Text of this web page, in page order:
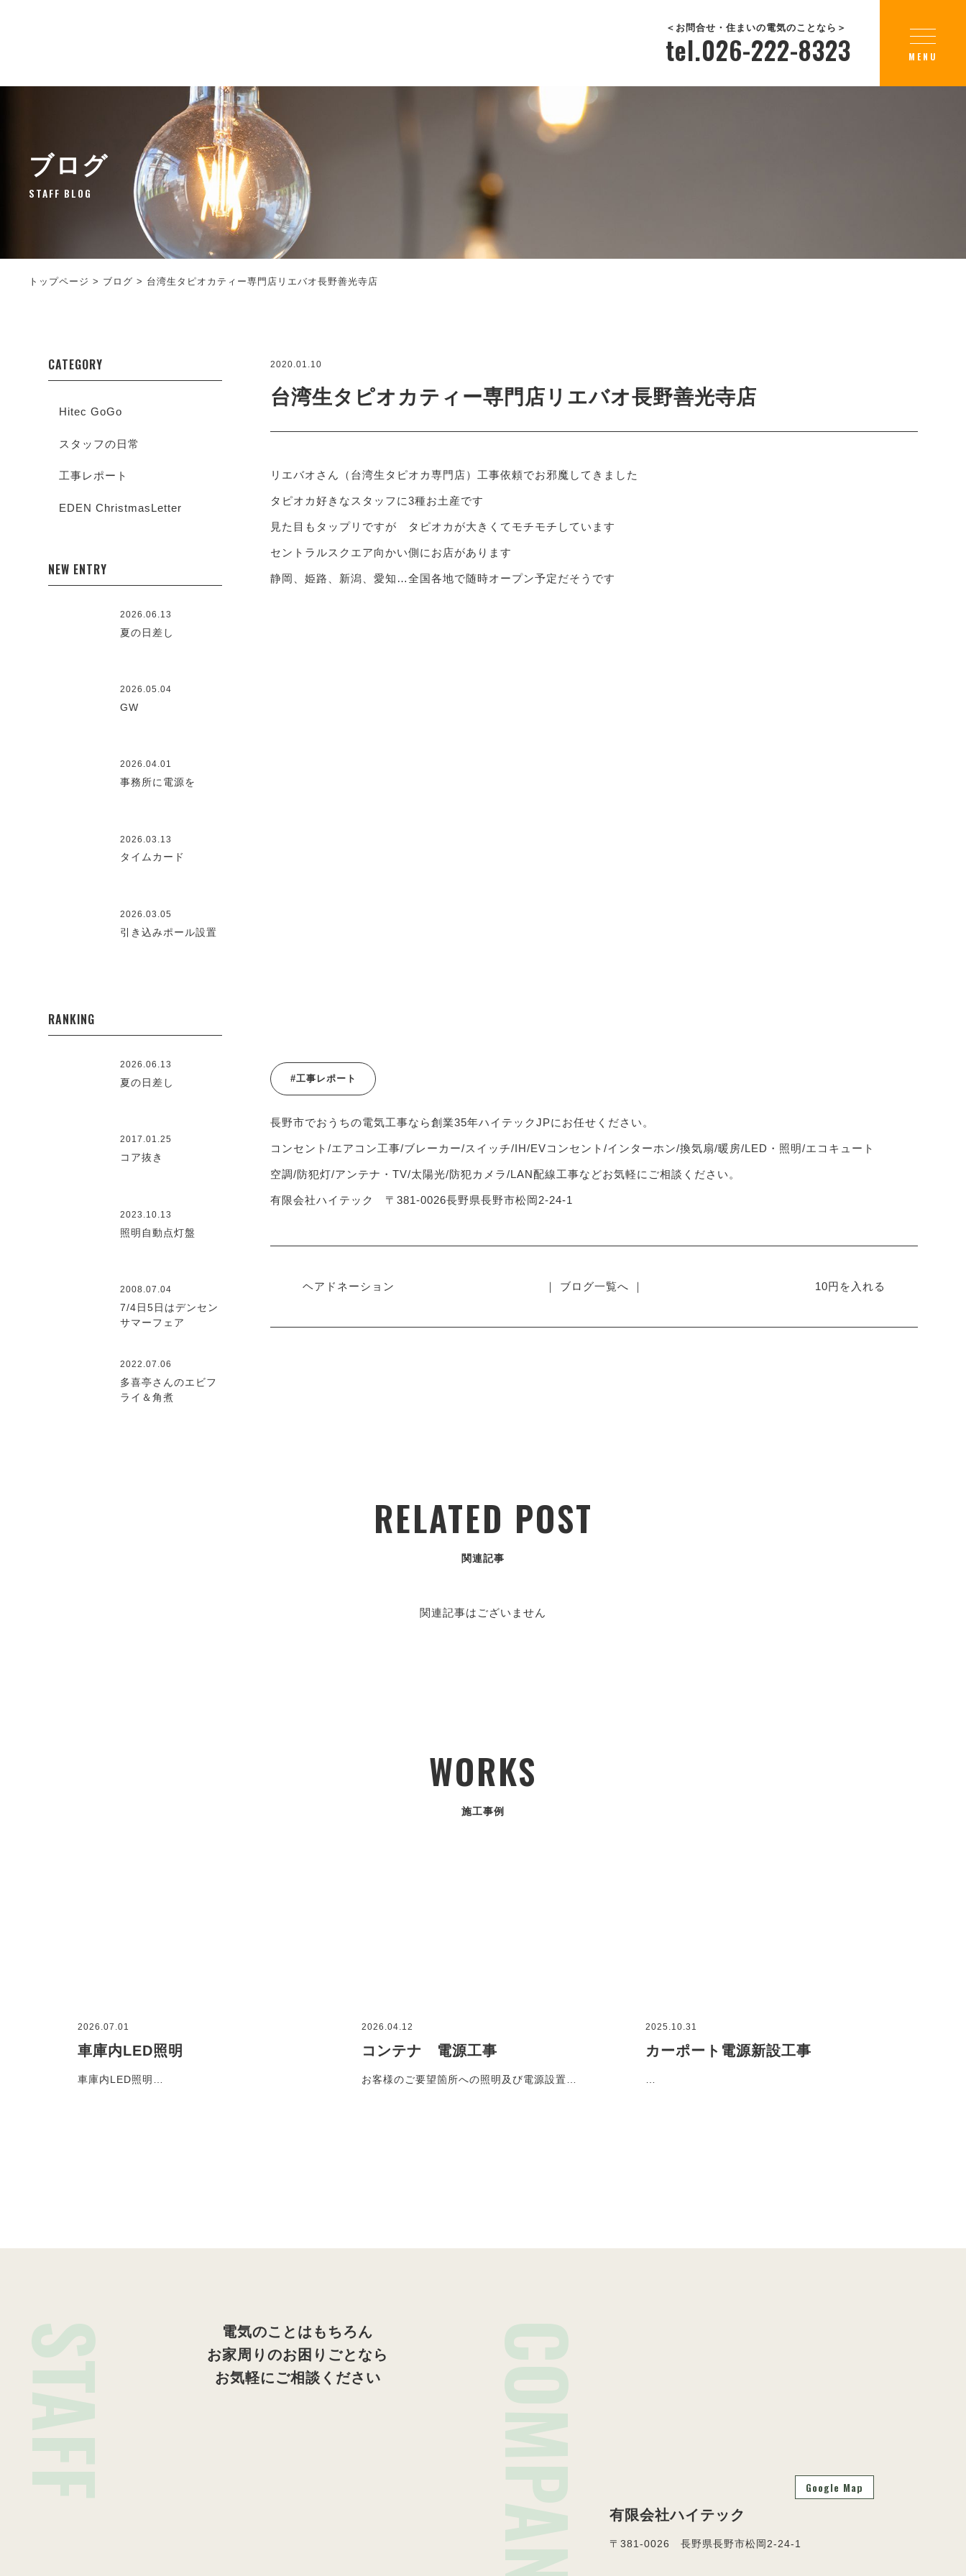
＜お問合せ・住まいの電気のことなら＞
tel.026-222-8323
ブログ
STAFF BLOG
トップページ > ブログ > 台湾生タピオカティー専門店リエバオ長野善光寺店
2020.01.10
台湾生タピオカティー専門店リエバオ長野善光寺店
リエバオさん（台湾生タピオカ専門店）工事依頼でお邪魔してきました
タピオカ好きなスタッフに3種お土産です
見た目もタップリですが タピオカが大きくてモチモチしています
セントラルスクエア向かい側にお店があります
静岡、姫路、新潟、愛知…全国各地で随時オープン予定だそうです
#工事レポート
長野市でおうちの電気工事なら創業35年ハイテックJPにお任せください。
コンセント/エアコン工事/ブレーカー/スイッチ/IH/EVコンセント/インターホン/換気扇/暖房/LED・照明/エコキュート
空調/防犯灯/アンテナ・TV/太陽光/防犯カメラ/LAN配線工事などお気軽にご相談ください。
有限会社ハイテック 〒381-0026長野県長野市松岡2-24-1
ヘアドネーション ｜ ブログ一覧へ ｜ 10円を入れる
CATEGORY
Hitec GoGo
スタッフの日常
工事レポート
EDEN ChristmasLetter
NEW ENTRY
2026.06.13
夏の日差し
2026.05.04
GW
2026.04.01
事務所に電源を
2026.03.13
タイムカード
2026.03.05
引き込みポール設置
RANKING
2026.06.13
夏の日差し
2017.01.25
コア抜き
2023.10.13
照明自動点灯盤
2008.07.04
7/4日5日はデンセン
サマーフェア
2022.07.06
多喜亭さんのエビフ
ライ＆角煮
RELATED POST
関連記事
関連記事はございません
WORKS
施工事例
2026.07.01
車庫内LED照明
車庫内LED照明…
2026.04.12
コンテナ 電源工事
お客様のご要望箇所への照明及び電源設置…
2025.10.31
カーポート電源新設工事
…
STAFF
電気のことはもちろん
お家周りのお困りごとなら
お気軽にご相談ください
COMPANY Google Map
有限会社ハイテック
〒381-0026 長野県長野市松岡2-24-1